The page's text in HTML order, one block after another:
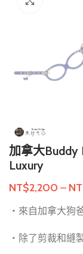
加拿大
Luxury
NT$2,200 –
・來自加拿大狗
・除了剪裁和縫